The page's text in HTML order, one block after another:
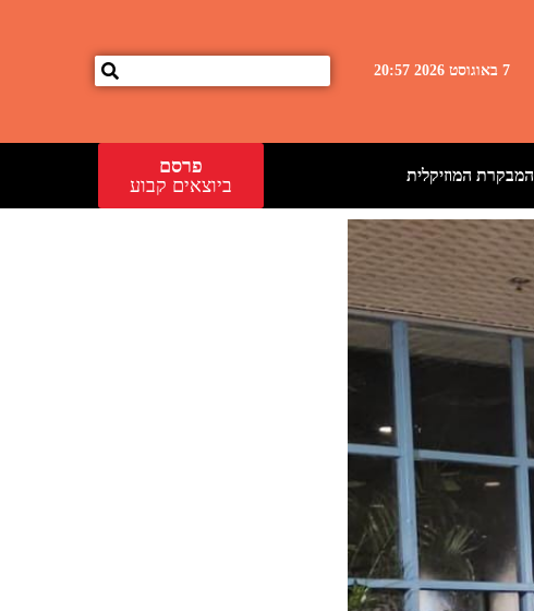
7 באוגוסט 2026 20:57
המבקרת המוזיקלית
פרסם
ביוצאים קבוע